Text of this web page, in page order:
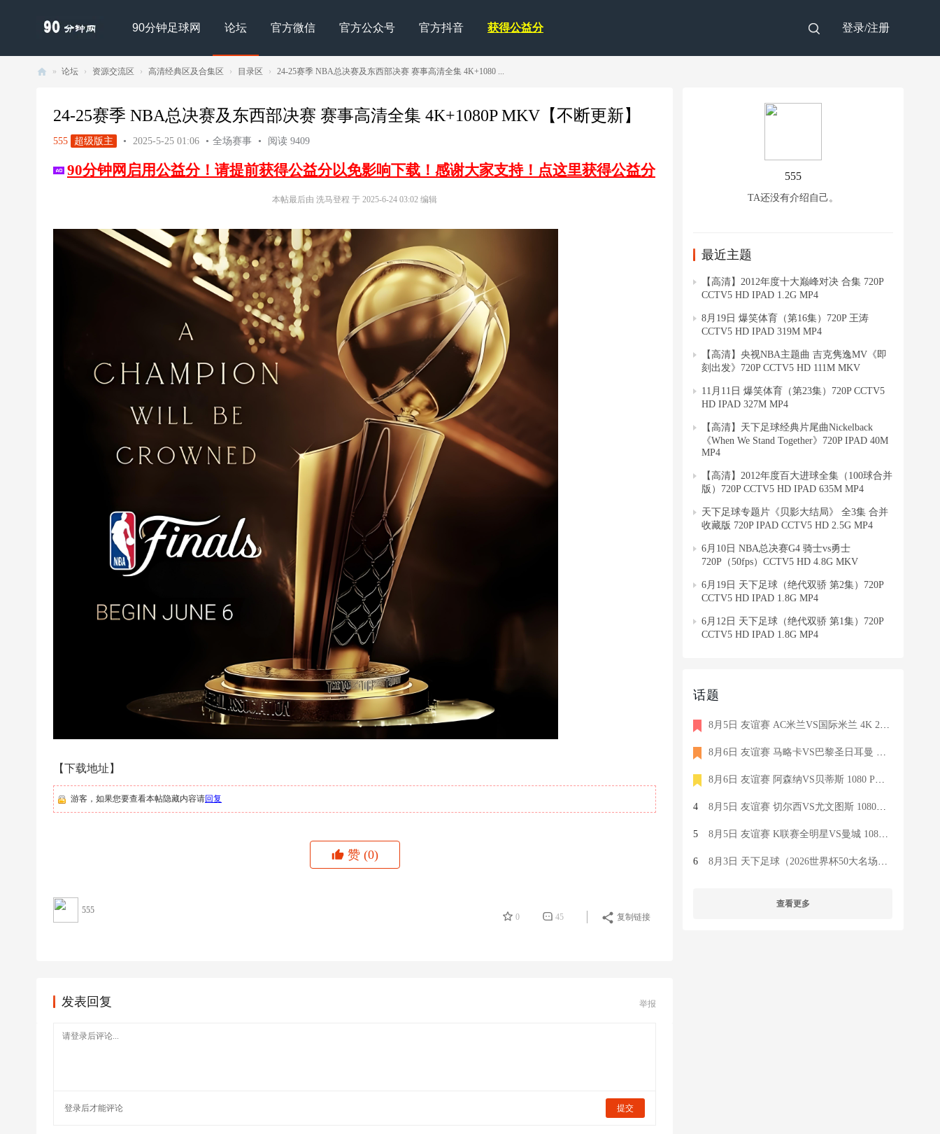
90分钟足球网 论坛 官方微信 官方公众号 官方抖音 获得公益分 登录/注册
» 论坛 › 资源交流区 › 高清经典区及合集区 › 目录区 › 24-25赛季 NBA总决赛及东西部决赛 赛事高清全集 4K+1080 ...
24-25赛季 NBA总决赛及东西部决赛 赛事高清全集 4K+1080P MKV【不断更新】
555 超级版主 • 2025-5-25 01:06 • 全场赛事 • 阅读 9409
90分钟网启用公益分！请提前获得公益分以免影响下载！感谢大家支持！点这里获得公益分
本帖最后由 洗马登程 于 2025-6-24 03:02 编辑
【下载地址】
游客，如果您要查看本帖隐藏内容请回复
赞 (0)
555
0 45 复制链接
发表回复 举报
登录后才能评论 提交
555
TA还没有介绍自己。
最近主题
【高清】2012年度十大巅峰对决 合集 720P
CCTV5 HD IPAD 1.2G MP4
8月19日 爆笑体育（第16集）720P 王涛
CCTV5 HD IPAD 319M MP4
【高清】央视NBA主题曲 吉克隽逸MV《即
刻出发》720P CCTV5 HD 111M MKV
11月11日 爆笑体育（第23集）720P CCTV5
HD IPAD 327M MP4
【高清】天下足球经典片尾曲Nickelback
《When We Stand Together》720P IPAD 40M
MP4
【高清】2012年度百大进球全集（100球合并
版）720P CCTV5 HD IPAD 635M MP4
天下足球专题片《贝影大结局》 全3集 合并
收藏版 720P IPAD CCTV5 HD 2.5G MP4
6月10日 NBA总决赛G4 骑士vs勇士
720P（50fps）CCTV5 HD 4.8G MKV
6月19日 天下足球（绝代双骄 第2集）720P
CCTV5 HD IPAD 1.8G MP4
6月12日 天下足球（绝代双骄 第1集）720P
CCTV5 HD IPAD 1.8G MP4
话题
8月5日 友谊赛 AC米兰VS国际米兰 4K 2160P 荷语 ZIGGO HD 19G TS
8月6日 友谊赛 马略卡VS巴黎圣日耳曼 1080 SKY 德语 6.9G TS
8月6日 友谊赛 阿森纳VS贝蒂斯 1080 PRE 英语 9.1G TS
4 8月5日 友谊赛 切尔西VS尤文图斯 1080P 国语 MIGU HD 6.9G MP4
5 8月5日 友谊赛 K联赛全明星VS曼城 1080P 国语 MIGU HD 7.1G MP4
6 8月3日 天下足球（2026世界杯50大名场面）1080P 国语 CCTV5 HD 6
查看更多